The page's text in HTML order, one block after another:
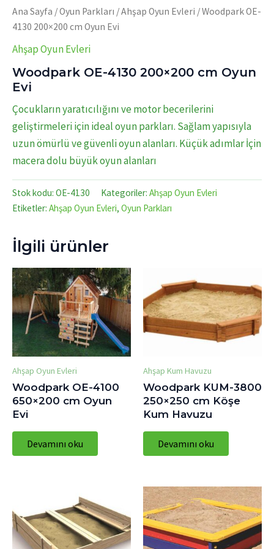
Ana Sayfa /Oyun Parkları /Ahşap Oyun Evleri / Woodpark OE-
4130 200×200 cm Oyun Evi
Ahşap Oyun Evleri
Woodpark OE-4130 200×200 cm Oyun
Evi
Çocukların yaratıcılığını ve motor becerilerini
geliştirmeleri için ideal oyun parkları. Sağlam yapısıyla
uzun ömürlü ve güvenli oyun alanları. Küçük adımlar İçin
macera dolu büyük oyun alanları
Stok kodu: OE-4130 Kategoriler: Ahşap Oyun Evleri
Etiketler: Ahşap Oyun Evleri, Oyun Parkları
İlgili ürünler
Ahşap Oyun Evleri
Woodpark OE-4100
650×200 cm Oyun
Evi
Devamını oku
Ahşap Kum Havuzu
Woodpark KUM-3800
250×250 cm Köşe
Kum Havuzu
Devamını oku